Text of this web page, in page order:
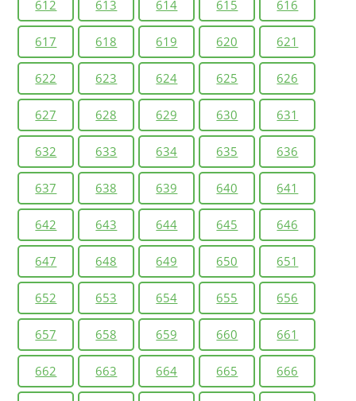
612 613 614 615 616
617 618 619 620 621
622 623 624 625 626
627 628 629 630 631
632 633 634 635 636
637 638 639 640 641
642 643 644 645 646
647 648 649 650 651
652 653 654 655 656
657 658 659 660 661
662 663 664 665 666